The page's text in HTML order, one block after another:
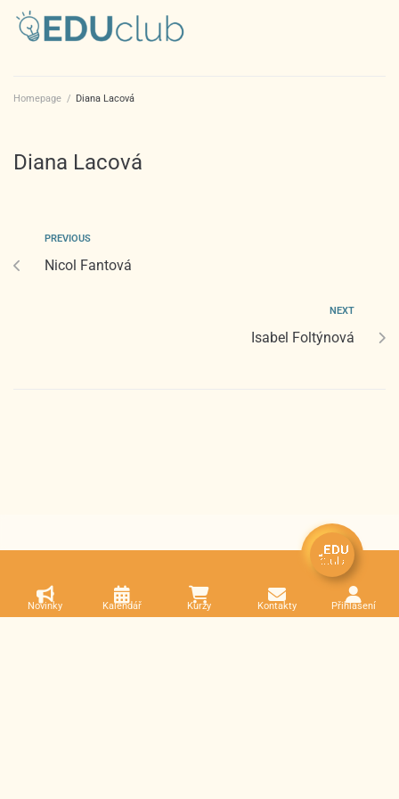
Homepage / Diana Lacová
Diana Lacová
PREVIOUS
Nicol Fantová
NEXT
Isabel Foltýnová
Novinky Kalendář Kurzy Kontakty Přihlášení